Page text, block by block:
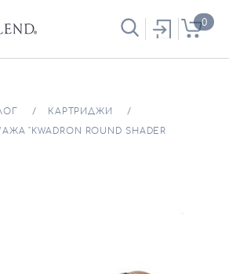
0
КАРТРИДЖИ
"KWADRON ROUND SHADER